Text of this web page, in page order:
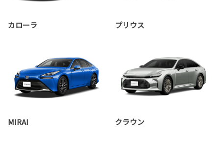
カローラ プリウス
MIRAI クラウン